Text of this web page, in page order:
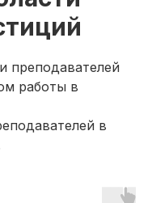
преподавателей
работы в
в